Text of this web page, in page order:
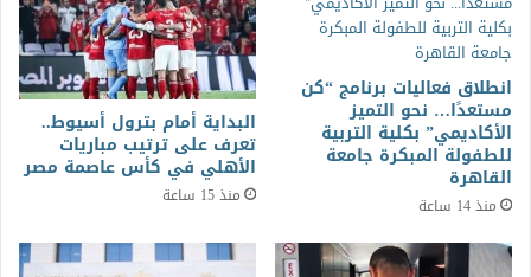
انطلاق فعاليات برنامج “كن
مستعدًا… نحو التميز
الأكاديمي” بكلية التربية
للطفولة المبكرة جامعة
القاهرة
منذ 14 ساعة
البداية أمام بترول أسيوط..
تعرف على ترتيب مباريات
الأهلي في كأس عاصمة مصر
منذ 15 ساعة